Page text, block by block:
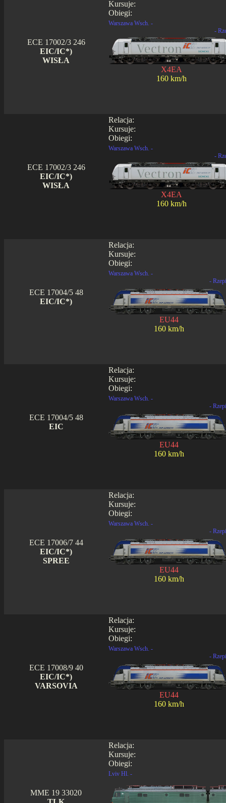
Kursuje:
Obiegi:
ECE 17002/3 246
EIC/IC*)
WISŁA
Warszawa Wsch. -
-
X4EA
160 km/h
Relacja:
Kursuje:
Obiegi:
ECE 17002/3 246
EIC/IC*)
WISŁA
Warszawa Wsch. -
-
X4EA
160 km/h
Relacja:
Kursuje:
Obiegi:
ECE 17004/5 48
EIC/IC*)
Warszawa Wsch. -
-
EU44
160 km/h
Relacja:
Kursuje:
Obiegi:
ECE 17004/5 48
EIC
Warszawa Wsch. -
-
EU44
160 km/h
Relacja:
Kursuje:
Obiegi:
ECE 17006/7 44
EIC/IC*)
SPREE
Warszawa Wsch. -
-
EU44
160 km/h
Relacja:
Kursuje:
Obiegi:
ECE 17008/9 40
EIC/IC*)
VARSOVIA
Warszawa Wsch. -
-
EU44
160 km/h
Relacja:
Kursuje:
Obiegi:
MME 19 33020
Lviv Hl. -